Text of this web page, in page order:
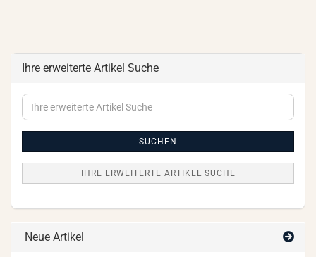
Ihre erweiterte Artikel Suche
Ihre
erweiterte
SUCHEN
IHRE ERWEITERTE ARTIKEL SUCHE
Neue Artikel